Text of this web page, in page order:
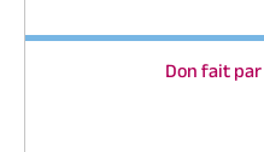
Don fait